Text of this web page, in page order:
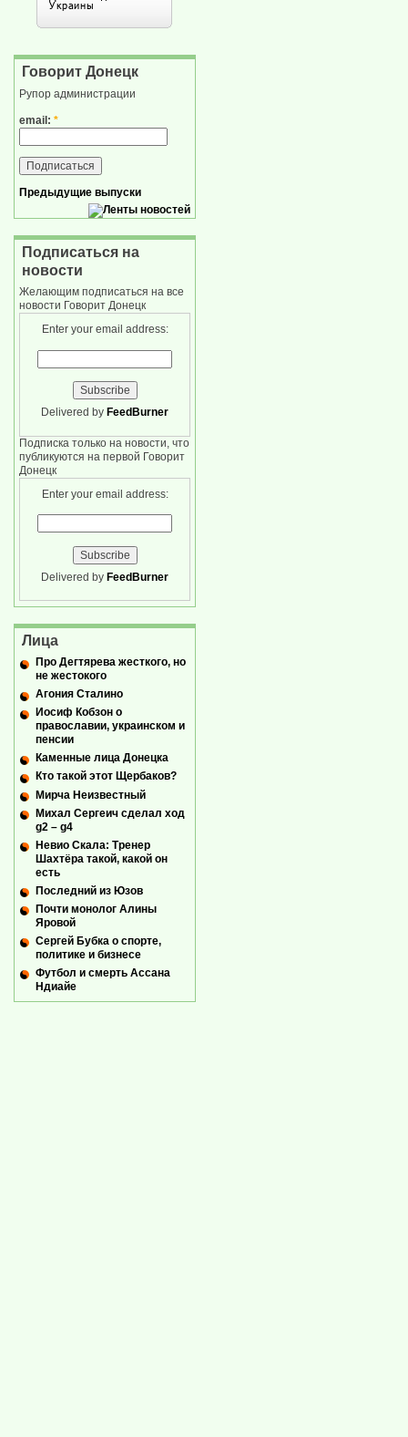
Говорит Донецк
Рупор администрации
email: *
Предыдущие выпуски
Подписаться на
новости
Желающим подписаться на все
новости Говорит Донецк
Enter your email address:
Delivered by FeedBurner
Подписка только на новости, что
публикуются на первой Говорит
Донецк
Enter your email address:
Delivered by FeedBurner
Лица
Про Дегтярева жесткого, но
не жестокого
Агония Сталино
Иосиф Кобзон о
православии, украинском и
пенсии
Каменные лица Донецка
Кто такой этот Щербаков?
Мирча Неизвестный
Михал Сергеич сделал ход
g2 – g4
Невио Скала: Тренер
Шахтёра такой, какой он
есть
Последний из Юзов
Почти монолог Алины
Яровой
Сергей Бубка о спорте,
политике и бизнесе
Футбол и смерть Ассана
Ндиайе